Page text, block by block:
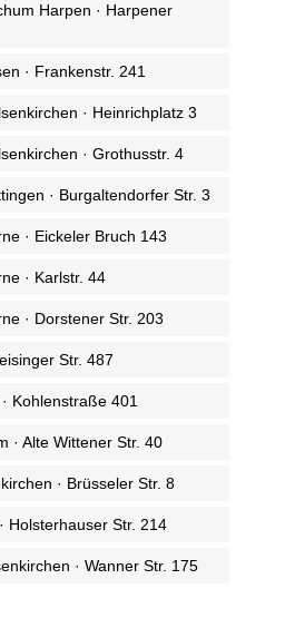
Harpen · Harpener
· Frankenstr. 241
· Heinrichplatz 3
· Grothusstr. 4
· Burgaltendorfer Str. 3
· Eickeler Bruch 143
· Karlstr. 44
· Dorstener Str. 203
Str. 487
Kohlenstraße 401
· Alte Wittener Str. 40
· Brüsseler Str. 8
Holsterhauser Str. 214
· Wanner Str. 175